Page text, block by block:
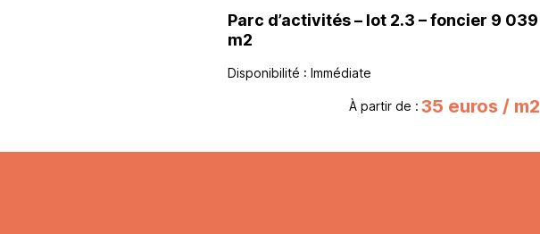
Parc d’activités – lot 2.3 – foncier 9 039
m2
Disponibilité : Immédiate
À partir de : 35 euros / m2